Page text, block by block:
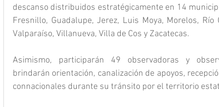
descanso distribuidos estratégicamente en 14
Fresnillo, Guadalupe, Jerez, Luis Moya, Morelos, Río
Valparaíso, Villanueva, Villa de Cos y Zacatecas.
Asimismo, participarán 49 observadoras y
brindarán orientación, canalización de apoyos,
connacionales durante su tránsito por el territorio